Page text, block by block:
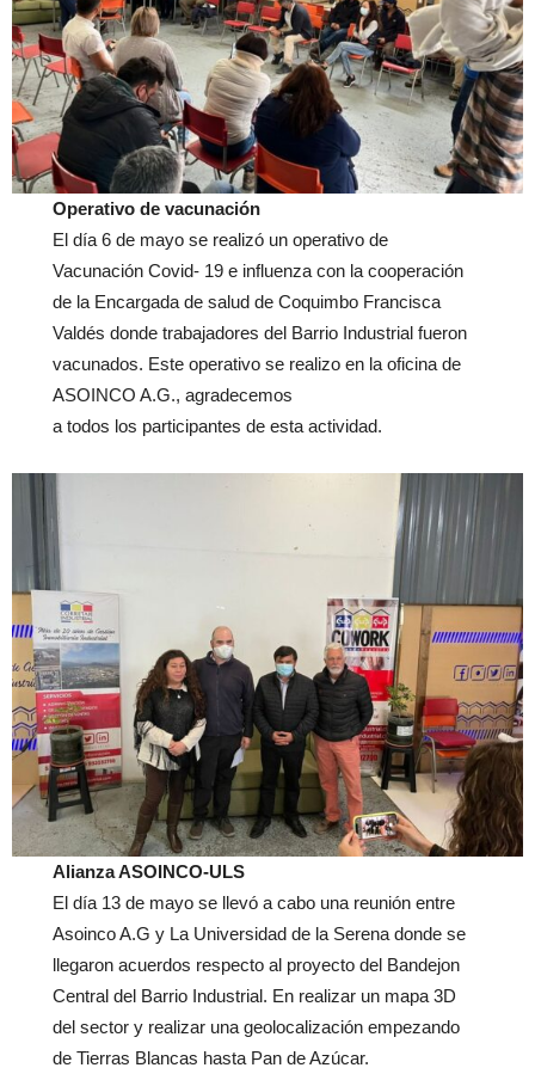
Operativo de vacunación
El día 6 de mayo se realizó un operativo de
Vacunación Covid- 19 e influenza con la cooperación
de la Encargada de salud de Coquimbo Francisca
Valdés donde trabajadores del Barrio Industrial fueron
vacunados. Este operativo se realizo en la oficina de
ASOINCO A.G., agradecemos
a todos los participantes de esta actividad.
Alianza ASOINCO-ULS
El día 13 de mayo se llevó a cabo una reunión entre
Asoinco A.G y La Universidad de la Serena donde se
llegaron acuerdos respecto al proyecto del Bandejon
Central del Barrio Industrial. En realizar un mapa 3D
del sector y realizar una geolocalización empezando
de Tierras Blancas hasta Pan de Azúcar.